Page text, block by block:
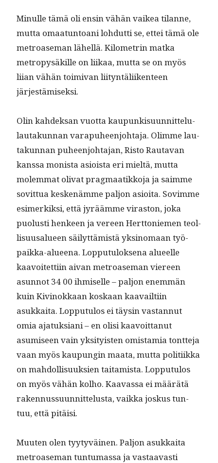
Min­ulle tämä oli ensin vähän vaikea tilanne,
mut­ta omaatun­toani lohdut­ti se, ettei tämä ole
metroase­man lähel­lä. Kilo­metrin mat­ka
metropy­säkille on liikaa, mut­ta se on myös
liian vähän toimi­van liityn­täli­iken­teen
järjestämiseksi.
Olin kahdek­san vuot­ta kaupunkisu­un­nit­telu­
lau­takun­nan vara­puheen­jo­hta­ja. Olimme lau­
takun­nan puheen­jo­hta­jan, Ris­to Rauta­van
kanssa monista asioista eri mieltä, mut­ta
molem­mat oli­vat prag­maatikko­ja ja saimme
sovit­tua keskenämme paljon asioi­ta. Sovimme
esimerkik­si, että jyräämme viras­ton, joka
puo­lusti hen­keen ja vereen Hert­toniemen teol­
lisu­usalueen säi­lyt­tämistä yksi­no­maan työ­
paik­ka-alueena. Lop­putu­lok­se­na alueelle
kaavoitet­ti­in aivan metroase­man viereen
asun­not 34 00 ihmiselle – paljon enem­män
kuin Kivi­nokkaan koskaan kaavailti­in
asukkai­ta. Lop­putu­los ei täysin vas­tan­nut
omia ajatuk­siani – en olisi kaavoit­tanut
asumiseen vain yksi­ty­is­ten omis­tamia tont­te­ja
vaan myös kaupun­gin maa­ta, mut­ta poli­ti­ik­ka
on mah­dol­lisuuk­sien taita­mista. Lop­putu­los
on myös vähän kol­ho. Kaavas­sa ei määrätä
raken­nus­su­un­nit­telus­ta, vaik­ka joskus tun­
tuu, että pitäisi.
Muuten olen tyy­tyväi­nen. Paljon asukkai­ta
metroase­man tun­tu­mas­sa ja vas­taavasti